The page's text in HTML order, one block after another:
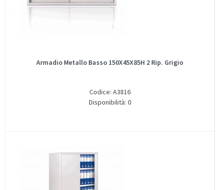
Armadio Metallo Basso 150X45X85H 2 Rip. Grigio
Codice: A3816
Disponibilità: 0